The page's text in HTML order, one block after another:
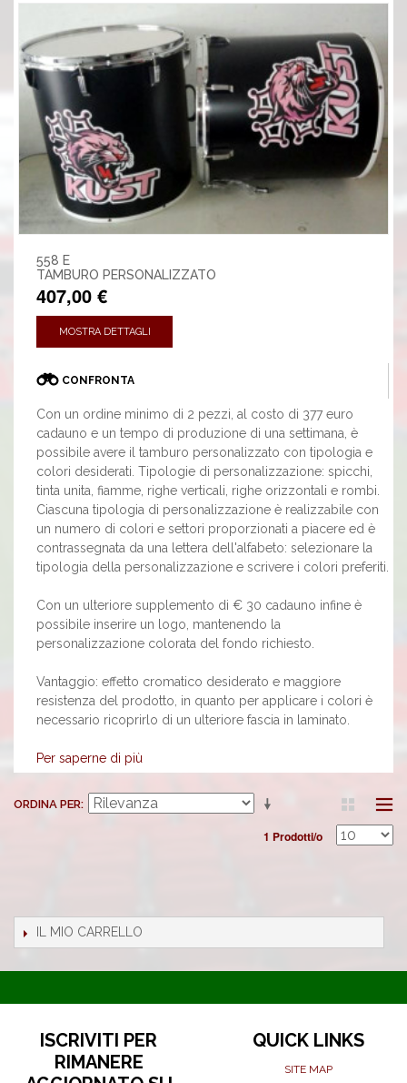
558 E
TAMBURO PERSONALIZZATO
407,00 €
MOSTRA DETTAGLI
CONFRONTA
Con un ordine minimo di 2 pezzi, al costo di 377 euro
cadauno e un tempo di produzione di una settimana, è
possibile avere il tamburo personalizzato con tipologia e
colori desiderati. Tipologie di personalizzazione: spicchi,
tinta unita, fiamme, righe verticali, righe orizzontali e rombi.
Ciascuna tipologia di personalizzazione è realizzabile con
un numero di colori e settori proporzionati a piacere ed è
contrassegnata da una lettera dell'alfabeto: selezionare la
tipologia della personalizzazione e scrivere i colori preferiti.
Con un ulteriore supplemento di € 30 cadauno infine è
possibile inserire un logo, mantenendo la
personalizzazione colorata del fondo richiesto.
Vantaggio: effetto cromatico desiderato e maggiore
resistenza del prodotto, in quanto per applicare i colori è
necessario ricoprirlo di un ulteriore fascia in laminato.
Per saperne di più
ORDINA PER
1 Prodotti/o
IL MIO CARRELLO
ISCRIVITI PER
RIMANERE
QUICK LINKS
SITE MAP